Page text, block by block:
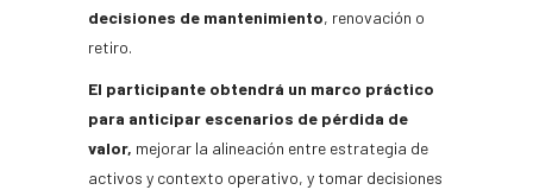
decisiones de mantenimiento, renovación o
retiro.
El participante obtendrá un marco práctico
para anticipar escenarios de pérdida de
valor, mejorar la alineación entre estrategia de
activos y contexto operativo, y tomar decisiones